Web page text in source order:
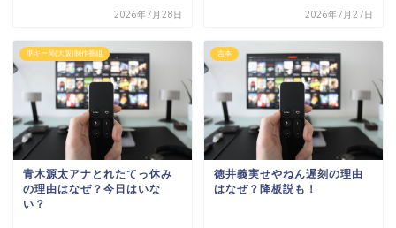
2026年7月28日 2026年7月27日
準キー局(大阪)制作番組
青木源太アナとれたてっ休み
の理由はなぜ？今日はいな
い？
吉本
徳井義実せやねん遅刻の理由
はなぜ？降板説も！